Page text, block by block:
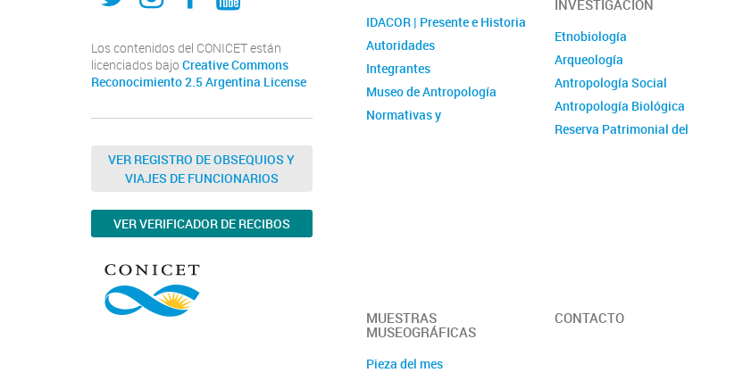
Los contenidos del CONICET están
licenciados bajo Creative Commons
Reconocimiento 2.5 Argentina License
VER REGISTRO DE OBSEQUIOS Y
VIAJES DE FUNCIONARIOS
VER VERIFICADOR DE RECIBOS
IDACOR | Presente e Historia
Autoridades
Integrantes
Museo de Antropología
Normativas y
INVESTIGACIÓN
Etnobiología
Arqueología
Antropología Social
Antropología Biológica
Reserva Patrimonial del
MUESTRAS
MUSEOGRÁFICAS
Pieza del mes
CONTACTO